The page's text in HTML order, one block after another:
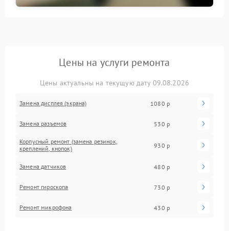
Цены на услуги ремонта
Цены актуальны на текущую дату 09.08.2026
Замена дисплея (экрана) 1080 р
Замена разъемов 530 р
Корпусный ремонт (замена резинок,
креплений, кнопок)
930 р
Замена датчиков 480 р
Ремонт гироскопа 730 р
Ремонт микрофона 430 р